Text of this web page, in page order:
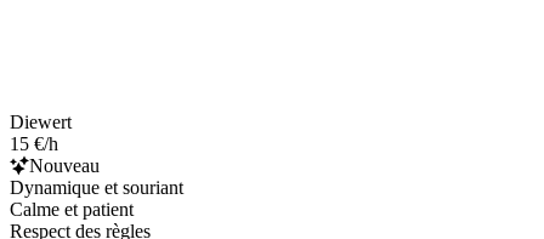
Diewert
15 €/h
Nouveau
Dynamique et souriant
Calme et patient
Respect des règles